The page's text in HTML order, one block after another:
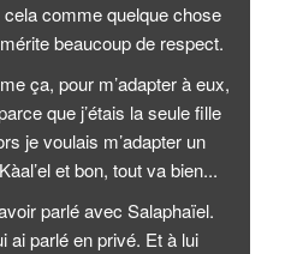
comme quelque chose
beaucoup de respect.
ça, pour m’adapter à eux,
que j’étais la seule fille
je voulais m’adapter un
et bon, tout va bien...
parlé avec Salaphaïel.
ai parlé en privé. Et à lui